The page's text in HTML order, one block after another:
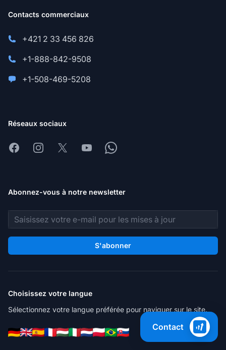
Contacts commerciaux
+421 2 33 456 826
+1-888-842-9508
+1-508-469-5208
Réseaux sociaux
FacebookInstagram
X YoutubeWhatsapp
Abonnez-vous à notre newsletter
Adresse e-mail
S'abonner
Choisissez votre langue
Sélectionnez votre langue préférée pour naviguer sur le site.
Contact